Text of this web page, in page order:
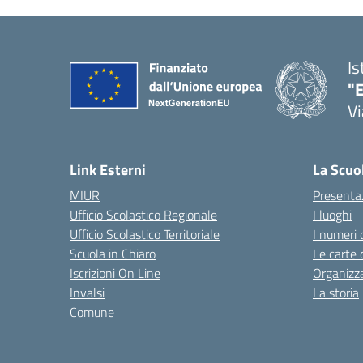
Link Esterni
MIUR
Ufficio Scolastico Regionale
Ufficio Scolastico Territoriale
Scuola in Chiaro
Iscrizioni On Line
Invalsi
Comune
La
I luoghi
I numeri
Le carte
La storia